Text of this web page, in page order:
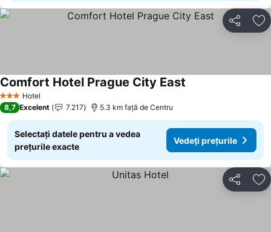
Distribuiți
3 SteleHotel
Comfort Hotel Prague City East
8,7 Excelent 7.217 5.3 km faţă de Centru
Selectați datele pentru a vedea
prețurile exacte
Vedeți prețurile
Distribuiți